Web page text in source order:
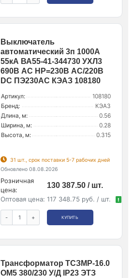
Выключатель
автоматический 3п 1000А
55кА ВА55-41-344730 УХЛ3
690В AC НР=230В AC/220В
DC ПЭ230AC КЭАЗ 108180
Артикул:
108180
Бренд:
КЭАЗ
Длина, м:
0.56
Ширина, м:
0.28
Высота, м:
0.315
31 шт., срок поставки 5-7 рабочих дней
Обновлено 08.08.2026
Розничная
цена:
130 387.50 / шт.
Оптовая цена: 117 348.75 руб. / шт. !
- + КУПИТЬ
Трансформатор ТСЗМР-16.0
ОМ5 380/230 У/Д IP23 ЭТЗ